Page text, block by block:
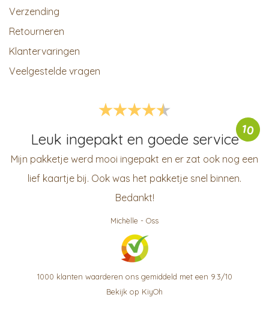
Verzending
Retourneren
Klantervaringen
Veelgestelde vragen
10
Leuk ingepakt en goede service
Mijn pakketje werd mooi ingepakt en er zat ook nog een
lief kaartje bij. Ook was het pakketje snel binnen.
Bedankt!
Michèlle - Oss
1000 klanten waarderen ons gemiddeld met een 9.3/10
Bekijk op KiyOh